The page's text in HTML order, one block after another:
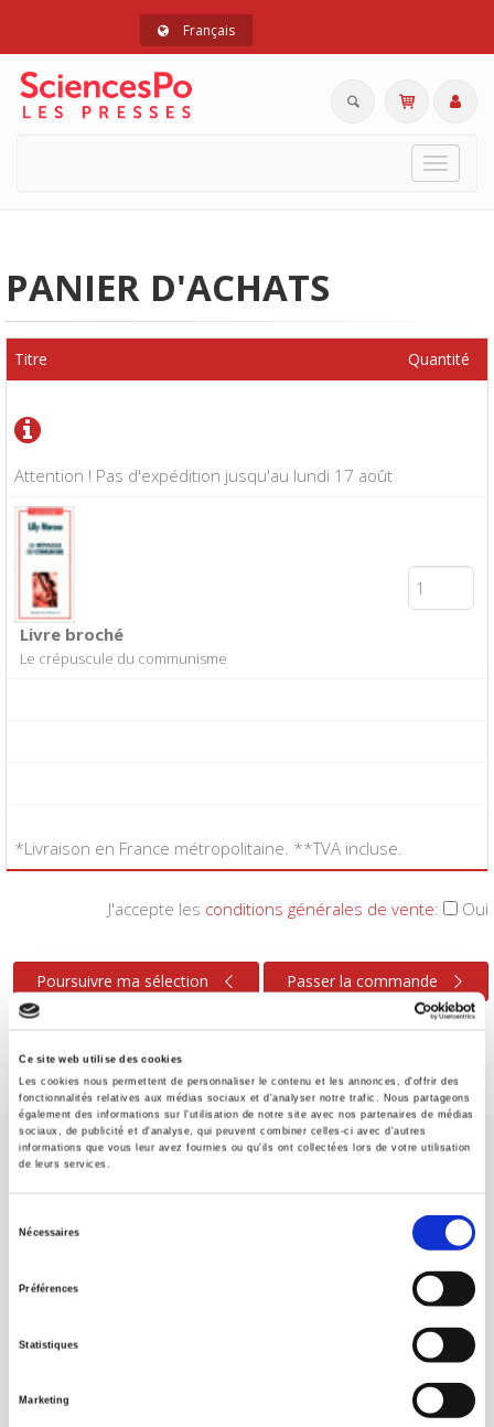
Ce site web utilise des cookies
Les cookies nous permettent de personnaliser le contenu et les annonces, d'offrir des
fonctionnalités relatives aux médias sociaux et d'analyser notre trafic. Nous partageons
également des informations sur l'utilisation de notre site avec nos partenaires de médias
sociaux, de publicité et d'analyse, qui peuvent combiner celles-ci avec d'autres
informations que vous leur avez fournies ou qu'ils ont collectées lors de votre utilisation
de leurs services.
Nécessaires
Préférences
Statistiques
Marketing
Français
Toggle
PANIER D'ACHATS
Attention ! Pas d'expédition jusqu'au lundi 17 août
Titre Quantité
Livre broché
Le crépuscule du communisme
*Livraison en France métropolitaine. **TVA incluse.
J'accepte les conditions générales de vente: Oui
Poursuivre ma sélection Passer la commande
Maison d'édition dédiée aux sciences humaines et sociales, les
Presses de Sciences Po participent depuis leur création en 1976
à la transmission des savoirs et des idées
FOREIGN RIGHTS